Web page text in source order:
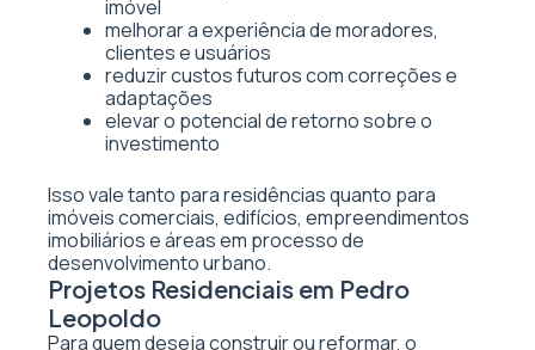
imóvel
melhorar a experiência de moradores,
clientes e usuários
reduzir custos futuros com correções e
adaptações
elevar o potencial de retorno sobre o
investimento
Isso vale tanto para residências quanto para
imóveis comerciais, edifícios, empreendimentos
imobiliários e áreas em processo de
desenvolvimento urbano.
Projetos Residenciais em Pedro
Leopoldo
Para quem deseja construir ou reformar, o